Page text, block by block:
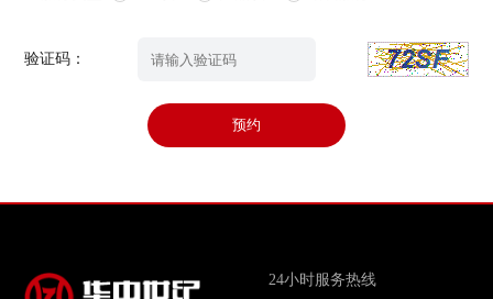
验证码：
预约
24小时服务热线